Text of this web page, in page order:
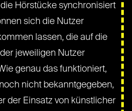
Hörstücke synchronisiert
sich die Nutzer
lassen, die auf die
jeweiligen Nutzer
genau das funktioniert,
nicht bekanntgegeben,
der Einsatz von künstlicher